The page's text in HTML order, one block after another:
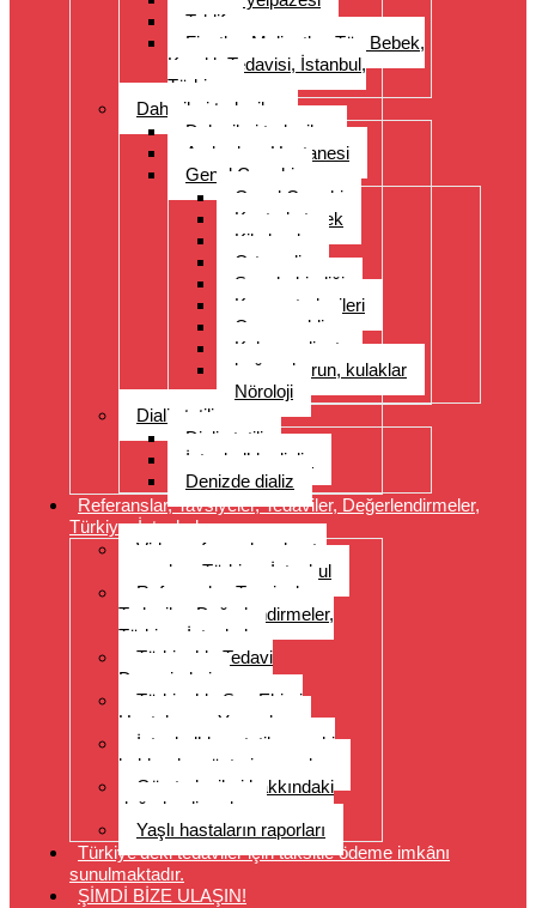
Teklif
Fiyatlar, Maliyetler, Tüp Bebek,
Kısırlık Tedavisi, İstanbul,
Türkiye
Daha ileri tedaviler
Daha ileri tedaviler
Acıbadem Hastanesi
Genel Cerrahi
Genel Cerrahi
Kontrol etmek
Kilo kaybı
Ortopedi
Spor hekimliği
Kanser tedavileri
Organ nakli
Kalp ameliyatı
boğaz, burun, kulaklar
Nöroloji
Dializ tatili
Dializ tatili
İstanbul’da dializ
Denizde dializ
Referanslar, Tavsiyeler, Tedaviler, Değerlendirmeler,
Türkiye, İstanbul
Video referansları, hasta
yorumları, Türkiye, İstanbul
Referanslar, Tavsiyeler,
Tedaviler, Değerlendirmeler,
Türkiye, İstanbul
Türkiye’de Tedavi
Deneyimleri
Türkiye’de Saç Ekimi
Hastalarının Yorumları
İstanbul’da estetik cerrahi
hakkında müşteri yorumları
Göz tedavileri hakkındaki
değerlendirmeler
Yaşlı hastaların raporları
Türkiye’deki tedaviler için taksitle ödeme imkânı
sunulmaktadır.
ŞİMDİ BİZE ULAŞIN!